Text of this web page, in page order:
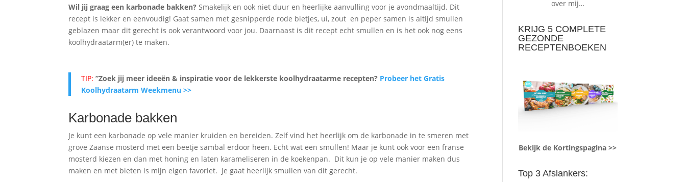
Wil jij graag een karbonade bakken?Smakelijk en ook niet duur en heerlijke aanvulling voor je avondmaaltijd. Dit
recept is lekker en eenvoudig! Gaat samen met gesnipperde rode bietjes, ui, zout en peper samen is altijd smullen
geblazen maar dit gerecht is ook verantwoord voor jou. Daarnaast is dit recept echt smullen en is het ook nog eens
koolhydraatarm(er) te maken.
TIP: ”Zoek jij meer ideeën & inspiratie voor de lekkerste koolhydraatarme recepten? Probeer het Gratis
Koolhydraatarm Weekmenu >>
Karbonade bakken
Je kunt een karbonade op vele manier kruiden en bereiden. Zelf vind het heerlijk om de karbonade in te smeren met
grove Zaanse mosterd met een beetje sambal erdoor heen. Echt wat een smullen! Maar je kunt ook voor een franse
mosterd kiezen en dan met honing en laten karameliseren in de koekenpan. Dit kun je op vele manier maken dus
maken en met bieten is mijn eigen favoriet. Je gaat heerlijk smullen van dit gerecht.
over mij…
KRIJG 5 COMPLETE
GEZONDE
RECEPTENBOEKEN
Bekijk de Kortingspagina >>
Top 3 Afslankers: